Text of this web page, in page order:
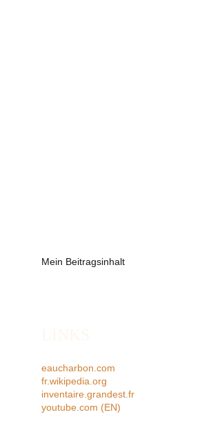
Mein Beitragsinhalt
eaucharbon.com
fr.wikipedia.org
inventaire.grandest.fr
youtube.com (EN)